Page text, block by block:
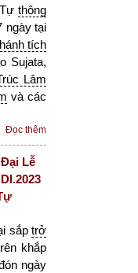
Tựthông
ngày tại
tích
Sujata,
Lâm
và các
Đọc thêm
Lễ
sắptrở
khắp
ngày